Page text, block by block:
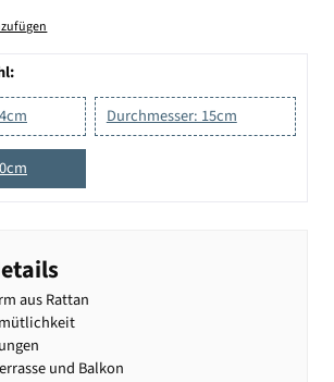
Durchmesser: 15cm
aus Rattan
und Balkon